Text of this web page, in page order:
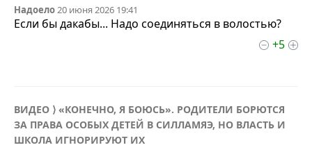
Надоело20 июня 2026 19:41
Если бы дакабы... Надо соединяться в волостью?
+5
ВИДЕО ⟩ «КОНЕЧНО, Я БОЮСЬ». РОДИТЕЛИ БОРЮТСЯ
ЗА ПРАВА ОСОБЫХ ДЕТЕЙ В СИЛЛАМЯЭ, НО ВЛАСТЬ И
ШКОЛА ИГНОРИРУЮТ ИХ